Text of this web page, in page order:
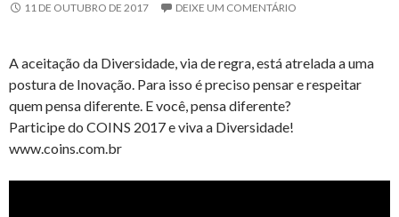
11 DE OUTUBRO DE 2017 DEIXE UM COMENTÁRIO
A aceitação da Diversidade, via de regra, está atrelada a uma
postura de Inovação. Para isso é preciso pensar e respeitar
quem pensa diferente. E você, pensa diferente?
Participe do COINS 2017 e viva a Diversidade!
www.coins.com.br